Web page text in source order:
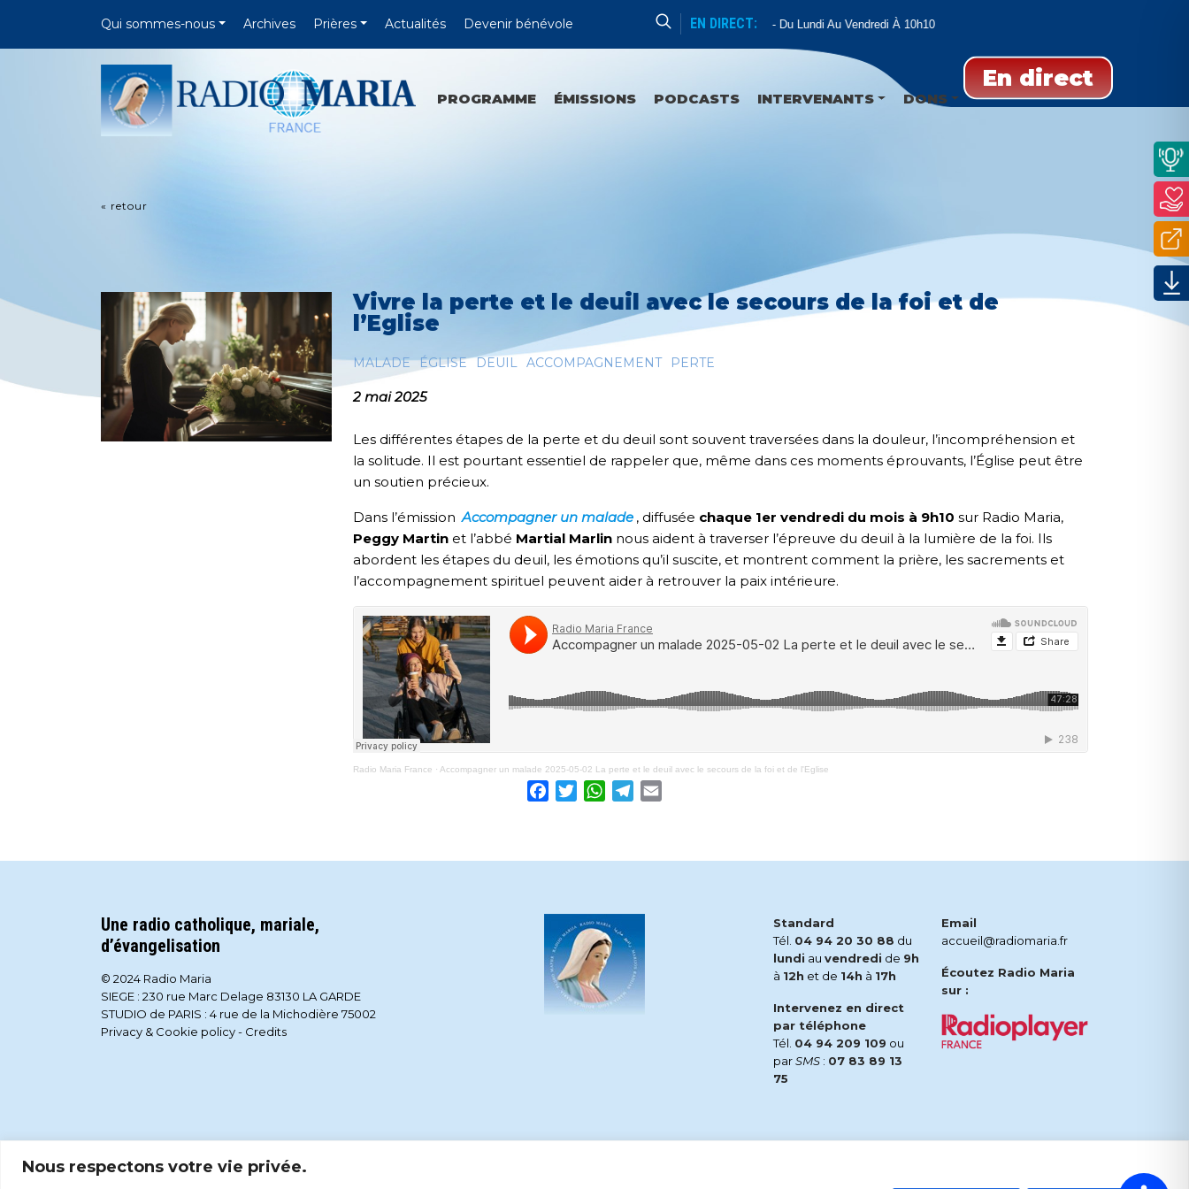
Nous respectons votre vie privée.
Qui sommes-nous Archives Prières Actualités Devenir bénévole EN DIRECT:
Catéchèse Du Père Mathieu Du Lundi Au Vendredi À 10h10
En direct
PROGRAMME ÉMISSIONS PODCASTS INTERVENANTS DONS
« retour
Vivre la perte et le deuil avec le secours de la foi et de
l’Eglise
MALADE ÉGLISE DEUIL ACCOMPAGNEMENT PERTE
2 mai 2025
Les différentes étapes de la perte et du deuil sont souvent traversées dans la douleur, l’incompréhension et
la solitude. Il est pourtant essentiel de rappeler que, même dans ces moments éprouvants, l’Église peut être
un soutien précieux.
Dans l’émission Accompagner un malade , diffusée chaque 1er vendredi du mois à 9h10 sur Radio Maria,
Peggy Martin et l’abbé Martial Marlin nous aident à traverser l’épreuve du deuil à la lumière de la foi. Ils
abordent les étapes du deuil, les émotions qu’il suscite, et montrent comment la prière, les sacrements et
l’accompagnement spirituel peuvent aider à retrouver la paix intérieure.
Radio Maria France · Accompagner un malade 2025-05-02 La perte et le deuil avec le secours de la foi et de l'Eglise
Facebook
TwitterWhatsApp
Telegram
Une radio catholique, mariale,
d’évangelisation
© 2024 Radio Maria
SIEGE : 230 rue Marc Delage 83130 LA GARDE
STUDIO de PARIS : 4 rue de la Michodière 75002
Privacy & Cookie policy- Credits
Standard
Tél. 04 94 20 30 88 du
lundi au vendredi de 9h
à 12h et de 14h à 17h
Intervenez en direct
par téléphone
Tél. 04 94 209 109 ou
parSMS : 07 83 89 13
75
Email
accueil@radiomaria.fr
Écoutez Radio Maria
sur :